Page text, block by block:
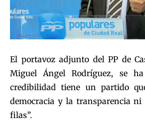
El portavoz adjunto del PP de
Miguel Ángel Rodríguez, se
credibilidad tiene un partido
democracia y la transparencia ni
filas”.